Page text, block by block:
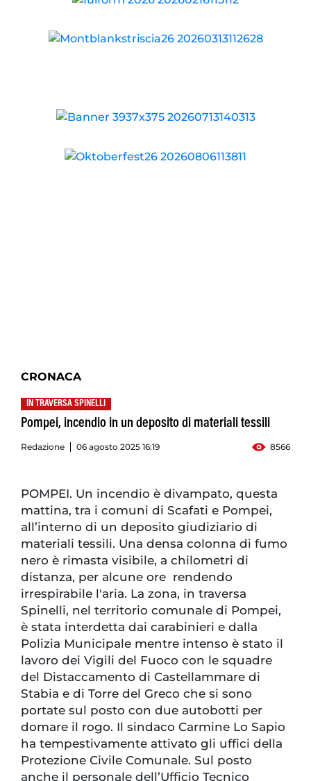
CRONACA
IN TRAVERSA SPINELLI
Pompei, incendio in un deposito di materiali tessili
Redazione 06 agosto 2025 16:19 8566
POMPEI. Un incendio è divampato, questa
mattina, tra i comuni di Scafati e Pompei,
all’interno di un deposito giudiziario di
materiali tessili. Una densa colonna di fumo
nero è rimasta visibile, a chilometri di
distanza, per alcune ore rendendo
irrespirabile l'aria. La zona, in traversa
Spinelli, nel territorio comunale di Pompei,
è stata interdetta dai carabinieri e dalla
Polizia Municipale mentre intenso è stato il
lavoro dei Vigili del Fuoco con le squadre
del Distaccamento di Castellammare di
Stabia e di Torre del Greco che si sono
portate sul posto con due autobotti per
domare il rogo. Il sindaco Carmine Lo Sapio
ha tempestivamente attivato gli uffici della
Protezione Civile Comunale. Sul posto
anche il personale dell’Ufficio Tecnico